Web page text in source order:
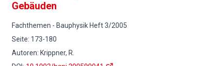
Gebäuden
Fachthemen - Bauphysik Heft3/2005
Seite: 173-180
Autoren: Krippner, R.